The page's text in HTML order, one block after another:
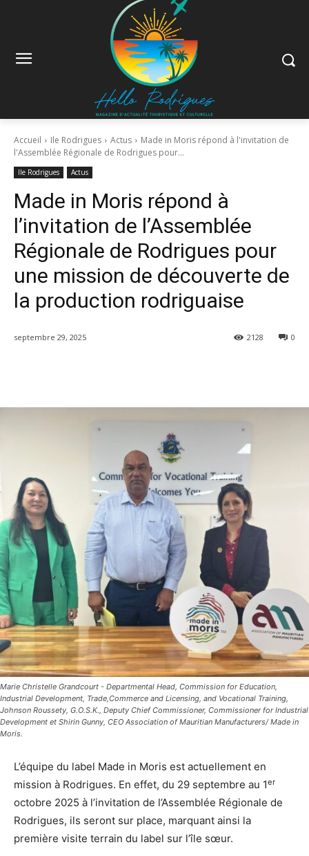
Accueil Ile Rodrigues Actus
Made in Moris répond à l'invitation de
l'Assemblée Régionale de Rodrigues pour...
Ile Rodrigues Actus
Made in Moris répond à
l’invitation de l’Assemblée
Régionale de Rodrigues pour
une mission de découverte de
la production rodriguaise
septembre 29, 2025 0
2128
Marie Christelle Grandcourt - Departmental Head, Commission for Education,
Industrial Development, Trade,Commerce and Licensing, and Vocational Training,
Johnson Roussety, G.O.S.K., Deputy Chief Commissioner, Commissioner for Industrial
Development et Shirin Gunny, CEO Association of Mauritian Manufacturers/ Made in
Moris.
L’équipe du label Made in Moris est actuellement en
mission à Rodrigues. En effet, du 29 septembre au 1er
octobre 2025 à l’invitation de l’Assemblée Régionale de
Rodrigues, ils seront sur place, marquant ainsi la
première visite terrain du label sur l’île sœur.